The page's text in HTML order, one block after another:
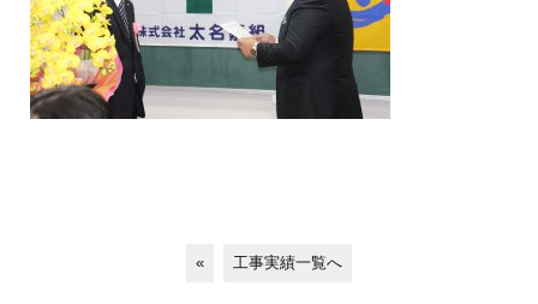
« 工事実績一覧へ